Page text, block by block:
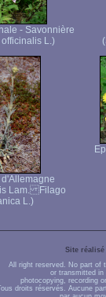
- Savonnière
L.)
Lam. Filago
L.)
Site
All right reserved. No part of
or transmitted in
photocopying, recording
droits réservés. Aucune